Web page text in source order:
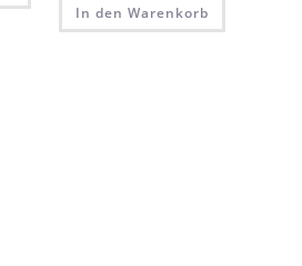
In den Warenkorb